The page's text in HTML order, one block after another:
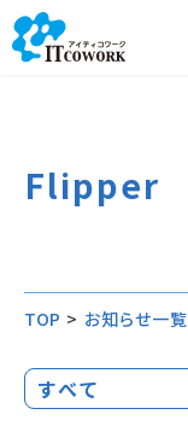
Flipper
TOP > お知らせ一覧
すべて